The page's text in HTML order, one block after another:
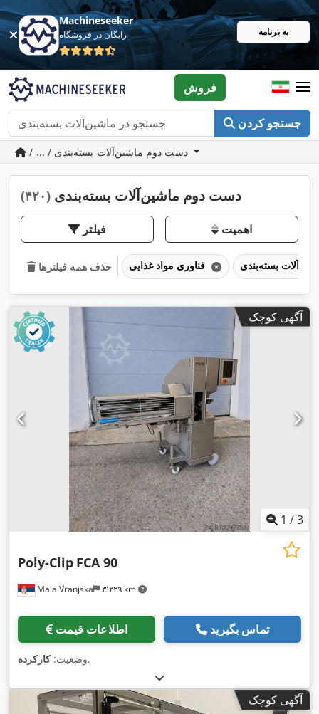
Machineseeker
رایگان در فروشگاه به برنامه
جستجو کردن
فروش
/ ... / دست دوم ماشین‌آلات بسته‌بندی
دست دوم ماشین‌آلات بسته‌بندی (۴۲۰)
فیلتر اهمیت
حذف همه فیلترها
آگهی کوچک
1 /3
Mala Vranjska ۳٬۲۲۹ km
Poly-Clip FCA 90
اطلاعات قیمت تماس بگیرید
وضعیت:کارکرده ,
آگهی کوچک